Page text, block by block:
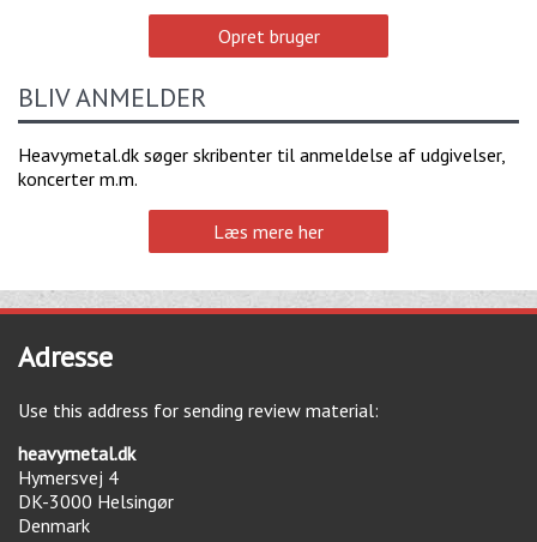
Opret bruger
BLIV ANMELDER
Heavymetal.dk søger skribenter til anmeldelse af udgivelser,
koncerter m.m.
Læs mere her
Adresse
Use this address for sending review material:
heavymetal.dk
Hymersvej 4
DK-3000 Helsingør
Denmark